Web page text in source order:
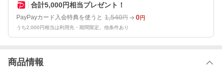
合計5,000円相当プレゼント！
PayPayカード入会特典を使うと 1,540円 0円
うち2,000円相当は利用先・期間限定。他条件あり
商品情報